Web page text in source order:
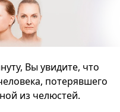
Вы увидите, что
потерявшего
из челюстей.